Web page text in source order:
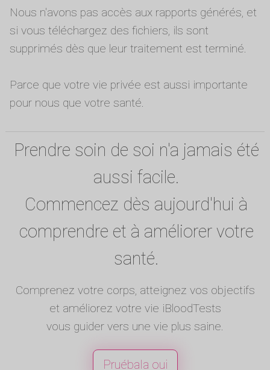
Nous n'avons pas accès aux rapports générés, et
si vous téléchargez des fichiers, ils sont
supprimés dès que leur traitement est terminé.
Parce que votre vie privée est aussi importante
pour nous que votre santé.
Prendre soin de soi n'a jamais été
aussi facile.
Commencez dès aujourd'hui à
comprendre et à améliorer votre
santé.
Comprenez votre corps, atteignez vos objectifs
et améliorez votre vie iBloodTests
vous guider vers une vie plus saine.
Pruébala oui